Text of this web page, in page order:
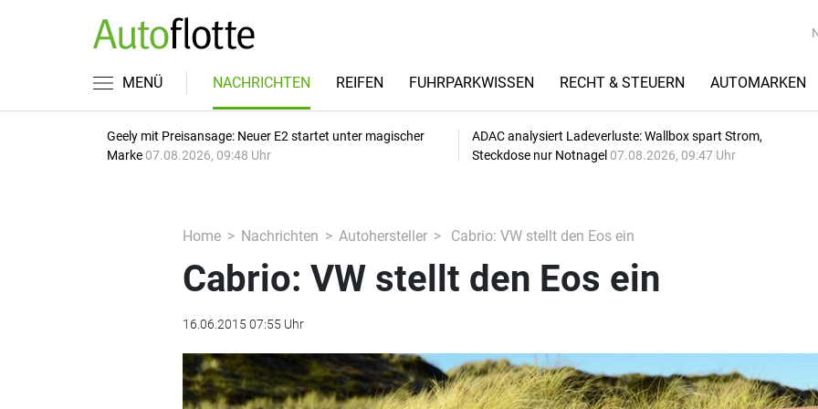
MENÜ NACHRICHTEN REIFEN FUHRPARKWISSEN RECHT & STEUERN AUTOMARKEN
Geely mit Preisansage: Neuer E2 startet unter magischer
Marke 07.08.2026, 09:48 Uhr
ADAC analysiert Ladeverluste: Wallbox spart Strom,
Steckdose nur Notnagel 07.08.2026, 09:47 Uhr
Home Nachrichten Autohersteller Cabrio: VW stellt den Eos ein
Cabrio: VW stellt den Eos ein
16.06.2015 07:55 Uhr